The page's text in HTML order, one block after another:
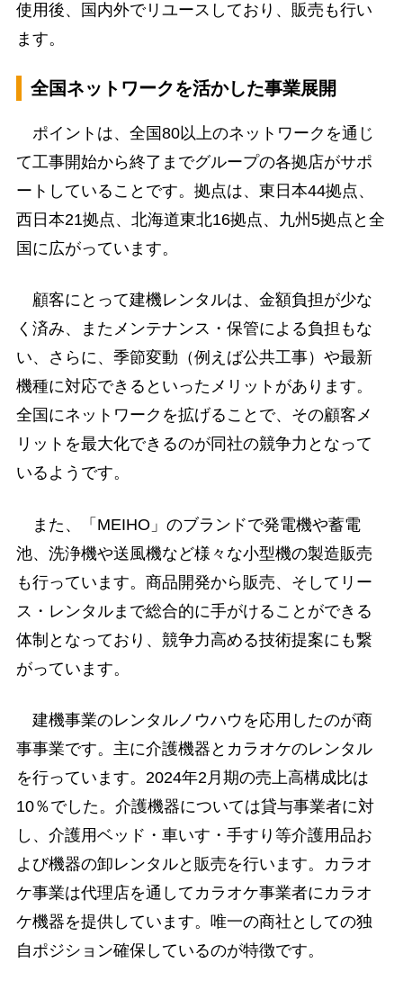
使用後、国内外でリユースしており、販売も行い
ます。
全国ネットワークを活かした事業展開
ポイントは、全国80以上のネットワークを通じ
て工事開始から終了までグループの各拠店がサポ
ートしていることです。拠点は、東日本44拠点、
西日本21拠点、北海道東北16拠点、九州5拠点と全
国に広がっています。
顧客にとって建機レンタルは、金額負担が少な
く済み、またメンテナンス・保管による負担もな
い、さらに、季節変動（例えば公共工事）や最新
機種に対応できるといったメリットがあります。
全国にネットワークを拡げることで、その顧客メ
リットを最大化できるのが同社の競争力となって
いるようです。
また、「MEIHO」のブランドで発電機や蓄電
池、洗浄機や送風機など様々な小型機の製造販売
も行っています。商品開発から販売、そしてリー
ス・レンタルまで総合的に手がけることができる
体制となっており、競争力高める技術提案にも繋
がっています。
建機事業のレンタルノウハウを応用したのが商
事事業です。主に介護機器とカラオケのレンタル
を行っています。2024年2月期の売上高構成比は
10％でした。介護機器については貸与事業者に対
し、介護用ベッド・車いす・手すり等介護用品お
よび機器の卸レンタルと販売を行います。カラオ
ケ事業は代理店を通してカラオケ事業者にカラオ
ケ機器を提供しています。唯一の商社としての独
自ポジション確保しているのが特徴です。